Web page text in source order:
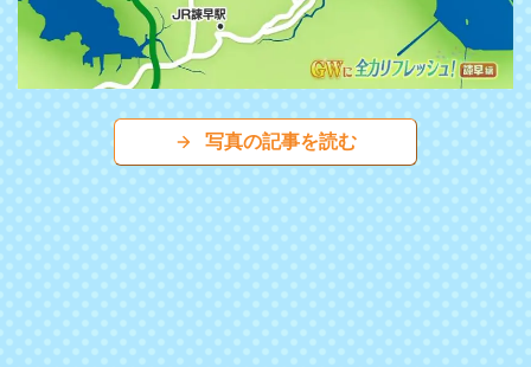
写真の記事を読む